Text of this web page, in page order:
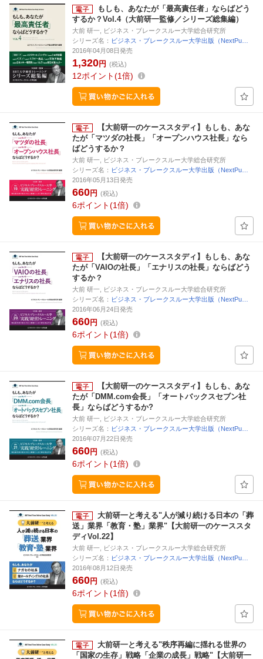
もしも、あなたが「最高責任者」ならばどう
するか？Vol.4（大前研一監修／シリーズ総集編）
大前 研一, ビジネス・ブレークスルー大学総合研究所
シリーズ名： ビジネス・ブレークスルー大学出版（NextPu…
2016年04月08日発売
1,320円 (税込)
12ポイント 1倍
【大前研一のケーススタディ】もしも、あな
たが「マツダの社長」「オープンハウス社長」なら
ばどうするか？
大前 研一, ビジネス・ブレークスルー大学総合研究所
シリーズ名： ビジネス・ブレークスルー大学出版（NextPu…
2016年05月13日発売
660円 (税込)
6ポイント 1倍
【大前研一のケーススタディ】もしも、あな
たが「VAIOの社長」「エナリスの社長」ならばどう
するか？
大前 研一, ビジネス・ブレークスルー大学総合研究所
シリーズ名： ビジネス・ブレークスルー大学出版（NextPu…
2016年06月24日発売
660円 (税込)
6ポイント 1倍
【大前研一のケーススタディ】もしも、あな
たが「DMM.com会長」「オートバックスセブン社
長」ならばどうするか?
大前 研一, ビジネス・ブレークスルー大学総合研究所
シリーズ名： ビジネス・ブレークスルー大学出版（NextPu…
2016年07月22日発売
660円 (税込)
6ポイント 1倍
大前研一と考える"人が減り続ける日本の「葬
送」業界「教育・塾」業界"【大前研一のケーススタ
ディVol.22】
大前 研一, ビジネス・ブレークスルー大学総合研究所
シリーズ名： ビジネス・ブレークスルー大学出版（NextPu…
2016年08月12日発売
660円 (税込)
6ポイント 1倍
大前研一と考える"秩序再編に揺れる世界の
「国家の生存」戦略「企業の成長」戦略"【大前研一